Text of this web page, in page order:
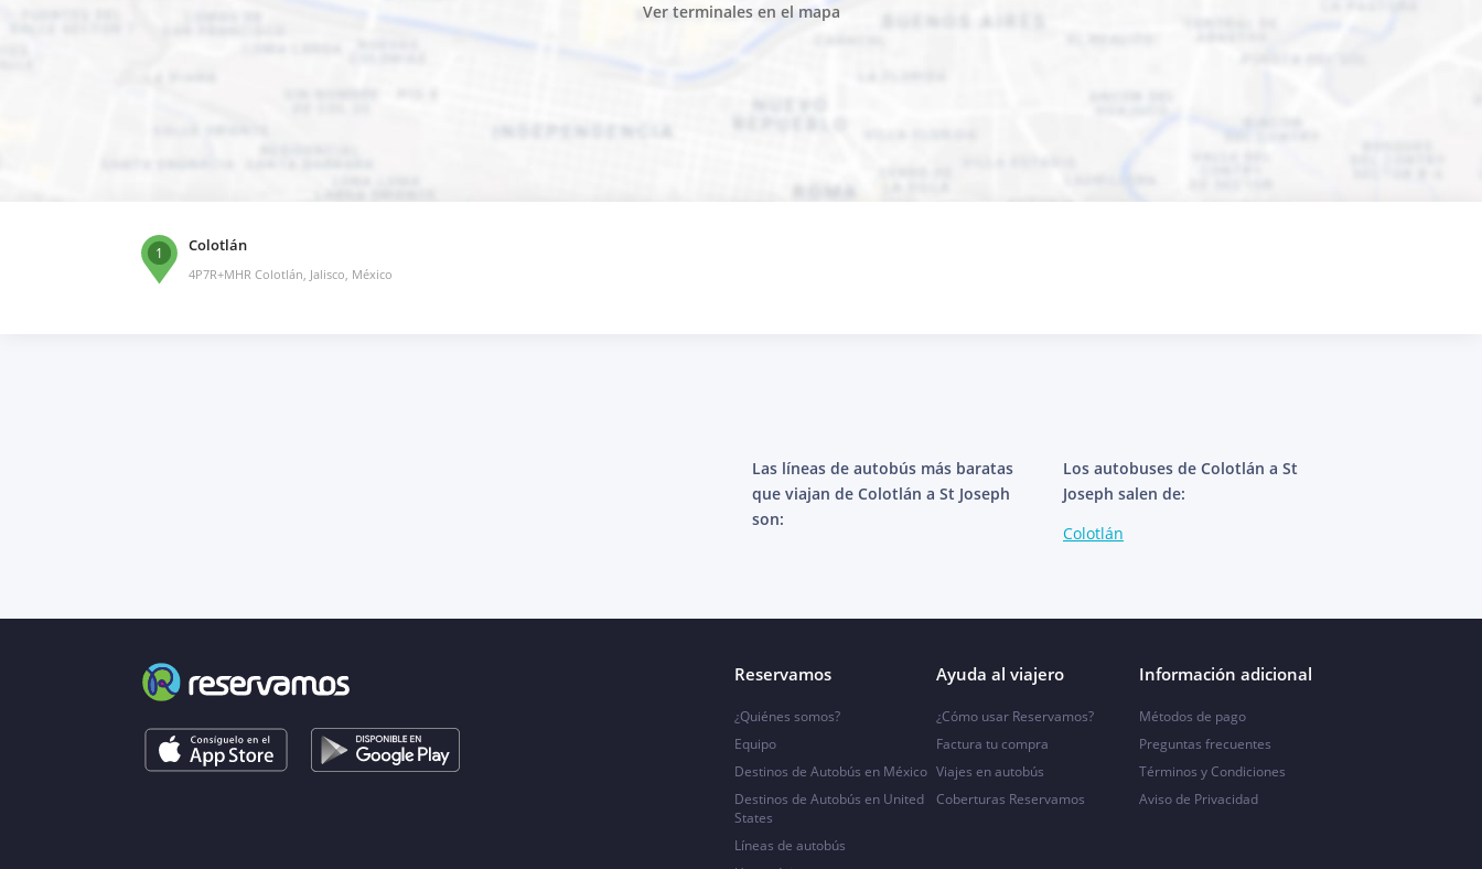
Ver terminales en el mapa
1 Colotlán
4P7R+MHR Colotlán, Jalisco, México
Las líneas de autobús más baratas
que viajan de Colotlán a St Joseph
son:
Los autobuses de Colotlán a St
Joseph salen de:
Colotlán
Reservamos
¿Quiénes somos?
Equipo
Destinos de Autobús en México
Destinos de Autobús en United
States
Líneas de autobús
Ayuda al viajero
¿Cómo usar Reservamos?
Factura tu compra
Viajes en autobús
Coberturas Reservamos
Información adicional
Métodos de pago
Preguntas frecuentes
Términos y Condiciones
Aviso de Privacidad